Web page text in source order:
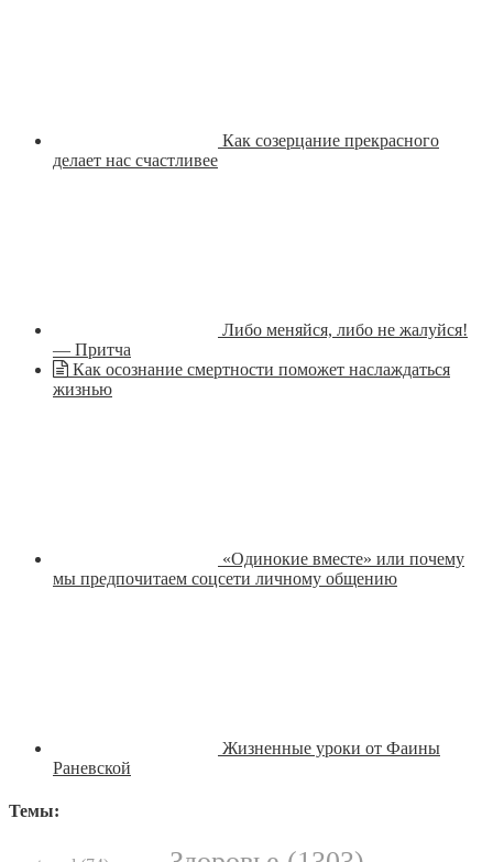
Как созерцание прекрасного
делает нас счастливее
Либо меняйся, либо не жалуйся!
— Притча
Как осознание смертности поможет наслаждаться
жизнью
«Одинокие вместе» или почему
мы предпочитаем соцсети личному общению
Жизненные уроки от Фаины
Раневской
Темы: